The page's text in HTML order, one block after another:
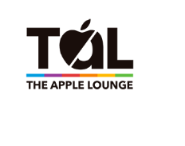
contenuto